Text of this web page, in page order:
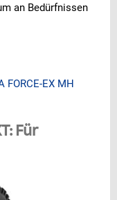
an Bedürfnissen
EX MH
Für